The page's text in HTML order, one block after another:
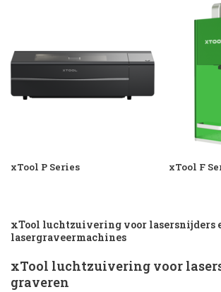
xTool P Series xTool F
xTool luchtzuivering voor lasersnijders
lasergraveermachines
xTool luchtzuivering voor
graveren